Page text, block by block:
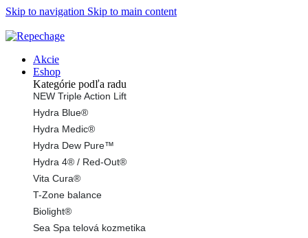
Skip to navigation Skip to main content
Akcie
Eshop
Kategórie podľa radu
NEW Triple Action Lift
Hydra Blue®
Hydra Medic®
Hydra Dew Pure™
Hydra 4® / Red-Out®
Vita Cura®
T-Zone balance
Biolight®
Sea Spa telová kozmetika